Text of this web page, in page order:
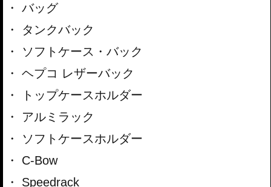
バッグ
タンクバック
ソフトケース・バック
ヘプコ レザーバック
トップケースホルダー
アルミラック
ソフトケースホルダー
C-Bow
Speedrack